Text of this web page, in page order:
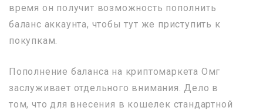
время он получит возможность пополнить
баланс аккаунта, чтобы тут же приступить к
покупкам.
Пополнение баланса на криптомаркета Омг
заслуживает отдельного внимания. Дело в
том, что для внесения в кошелек стандартной